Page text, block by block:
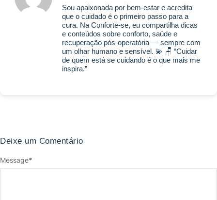
Sou apaixonada por bem-estar e acredita
que o cuidado é o primeiro passo para a
cura. Na Conforte-se, eu compartilha dicas
e conteúdos sobre conforto, saúde e
recuperação pós-operatória — sempre com
um olhar humano e sensível. 💫 🪑 “Cuidar
de quem está se cuidando é o que mais me
inspira.”
Deixe um Comentário
Message*